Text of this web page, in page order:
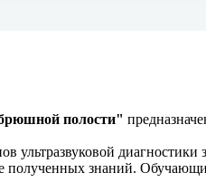
полости"
ультразвуковой
знаний.